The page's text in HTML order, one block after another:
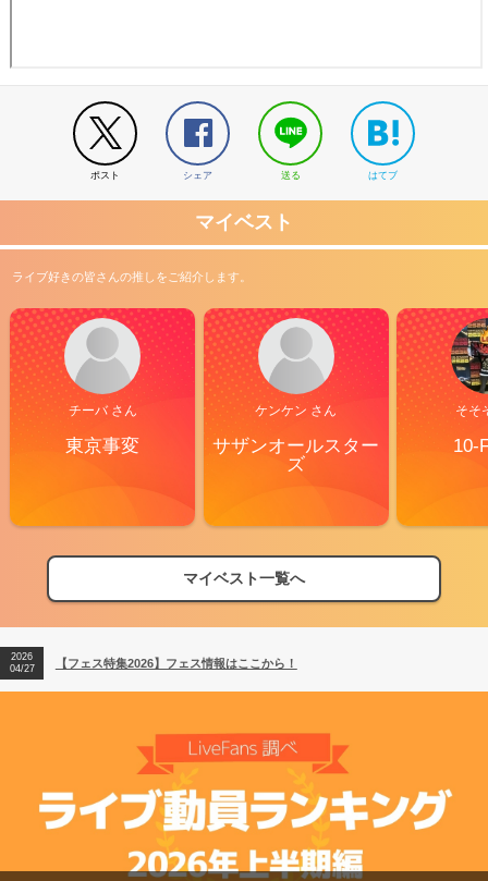
ポスト シェア 送る はてブ
マイベスト
ライブ好きの皆さんの推しをご紹介します。
チーバ さん
東京事変
ケンケン さん
サザンオールスター
ズ
そそ
10-
マイベスト一覧へ
【フェス特集2026】フェス情報はここから！
【ライブ動員ランキング】2026年上半期編発表！
2026
04/27
【フェス特集2026】フェス情報はここから！
2026